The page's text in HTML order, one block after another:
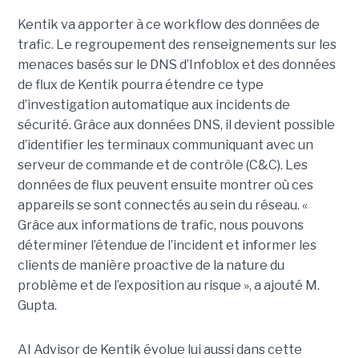
Kentik va apporter à ce workflow des données de
trafic. Le regroupement des renseignements sur les
menaces basés sur le DNS d’Infoblox et des données
de flux de Kentik pourra étendre ce type
d’investigation automatique aux incidents de
sécurité. Grâce aux données DNS, il devient possible
d’identifier les terminaux communiquant avec un
serveur de commande et de contrôle (C&C). Les
données de flux peuvent ensuite montrer où ces
appareils se sont connectés au sein du réseau. «
Grâce aux informations de trafic, nous pouvons
déterminer l’étendue de l’incident et informer les
clients de manière proactive de la nature du
problème et de l’exposition au risque », a ajouté M.
Gupta.
AI Advisor de Kentik évolue lui aussi dans cette